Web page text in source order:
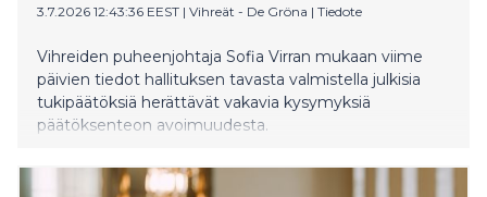
3.7.2026 12:43:36 EEST | Vihreät - De Gröna | Tiedote
Vihreiden puheenjohtaja Sofia Virran mukaan viime
päivien tiedot hallituksen tavasta valmistella julkisia
tukipäätöksiä herättävät vakavia kysymyksiä
päätöksenteon avoimuudesta.